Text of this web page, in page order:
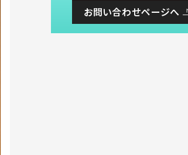
お問い合わせページへ